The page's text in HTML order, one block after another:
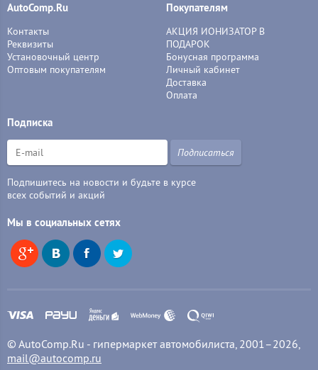
AutoComp.Ru
Контакты
Реквизиты
Установочный центр
Оптовым покупателям
Покупателям
АКЦИЯ ИОНИЗАТОР В
ПОДАРОК
Бонусная программа
Личный кабинет
Доставка
Оплата
Подписка
Подписаться
Подпишитесь на новости и будьте в курсе
всех событий и акций
Мы в социальных сетях
© AutoComp.Ru - гипермаркет автомобилиста, 2001–2026,
mail@autocomp.ru